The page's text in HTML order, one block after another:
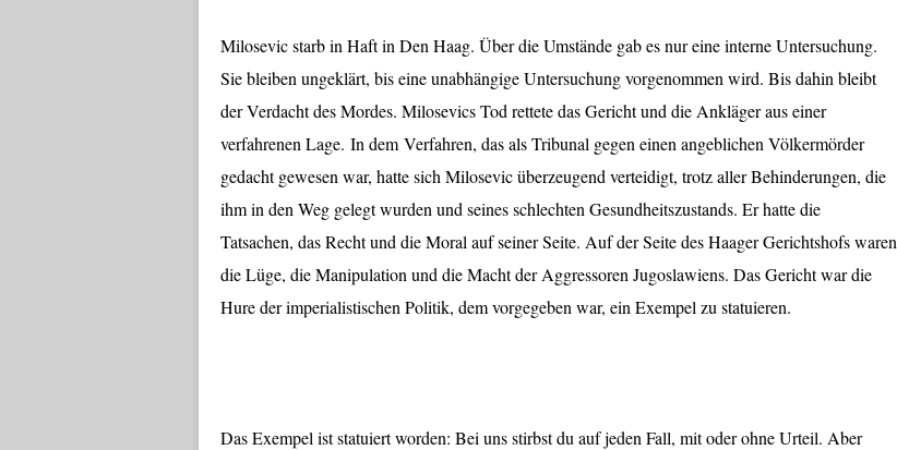
Milosevic starb in Haft in Den Haag. Über die Umstände gab es nur eine interne Untersuchung.
Sie bleiben ungeklärt, bis eine unabhängige Untersuchung vorgenommen wird. Bis dahin bleibt
der Verdacht des Mordes. Milosevics Tod rettete das Gericht und die Ankläger aus einer
verfahrenen Lage. In dem Verfahren, das als Tribunal gegen einen angeblichen Völkermörder
gedacht gewesen war, hatte sich Milosevic überzeugend verteidigt, trotz aller Behinderungen, die
ihm in den Weg gelegt wurden und seines schlechten Gesundheitszustands. Er hatte die
Tatsachen, das Recht und die Moral auf seiner Seite. Auf der Seite des Haager Gerichtshofs waren
die Lüge, die Manipulation und die Macht der Aggressoren Jugoslawiens. Das Gericht war die
Hure der imperialistischen Politik, dem vorgegeben war, ein Exempel zu statuieren.
Das Exempel ist statuiert worden: Bei uns stirbst du auf jeden Fall, mit oder ohne Urteil. Aber